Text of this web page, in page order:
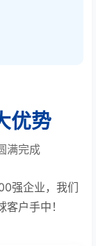
优势
满完成
强企业，我们
户手中！